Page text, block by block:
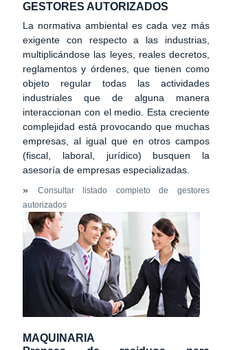
GESTORES AUTORIZADOS
La normativa ambiental es cada vez más
exigente con respecto a las industrias,
multiplicándose las leyes, reales decretos,
reglamentos y órdenes, que tienen como
objeto regular todas las actividades
industriales que de alguna manera
interaccionan con el medio. Esta creciente
complejidad está provocando que muchas
empresas, al igual que en otros campos
(fiscal, laboral, jurídico) busquen la
asesoría de empresas especializadas.
» Consultar listado completo de gestores
autorizados
MAQUINARIA